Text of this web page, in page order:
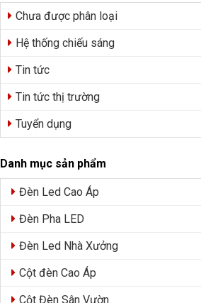
Chưa được phân loại
Hệ thống chiếu sáng
Tin tức
Tin tức thị trường
Tuyển dụng
Danh mục sản phẩm
Đèn Led Cao Áp
Đèn Pha LED
Đèn Led Nhà Xưởng
Cột đèn Cao Áp
Cột Đèn Sân Vườn